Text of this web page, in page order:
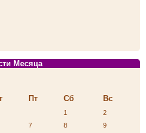
Месяца
Пт Сб Вс
1
2
7 8
9